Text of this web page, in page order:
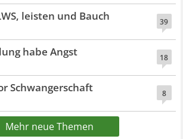
39
leisten und Bauch
18
habe Angst
8
Schwangerschaft
Mehr neue Themen